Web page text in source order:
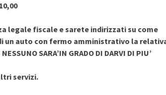
legale fiscale e sarete indirizzati su come
un auto con fermo amministrativo la
SARA’IN GRADO DI DARVI DI PIU’
servizi.